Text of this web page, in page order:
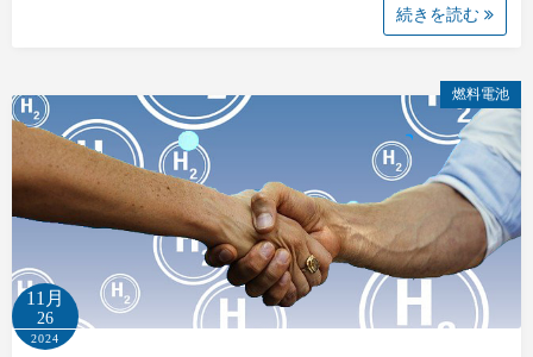
続きを読む
燃料電池
11月
26
2024